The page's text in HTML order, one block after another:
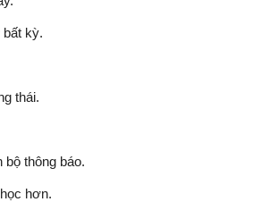
bất kỳ.
thái.
bộ thông báo.
hơn.